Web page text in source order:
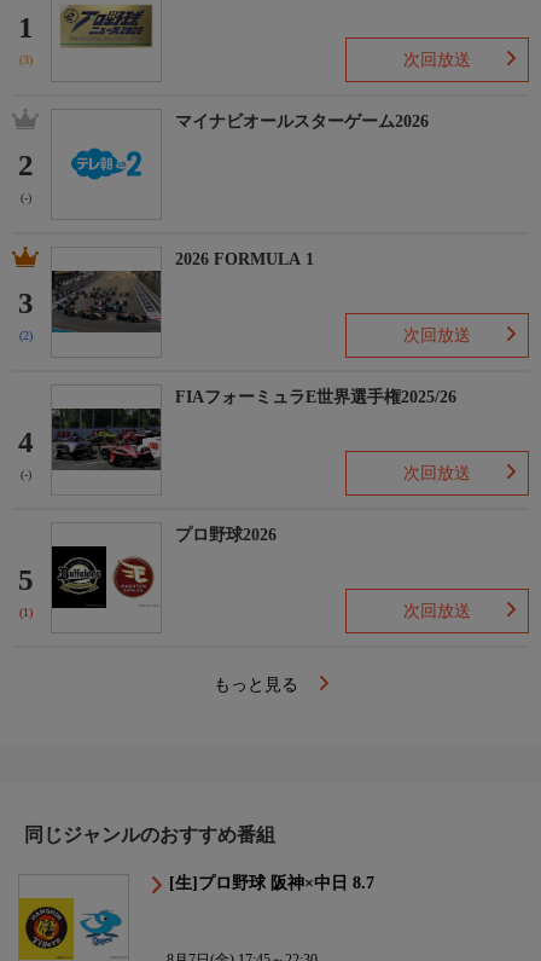
1
(3) 次回放送
2
(-)
マイナビオールスターゲーム2026
3
(2)
2026 FORMULA 1
次回放送
4
(-)
FIAフォーミュラE世界選手権2025/26
次回放送
5
(1)
プロ野球2026
次回放送
もっと見る
同じジャンルのおすすめ番組
[生]プロ野球 阪神×中日 8.7